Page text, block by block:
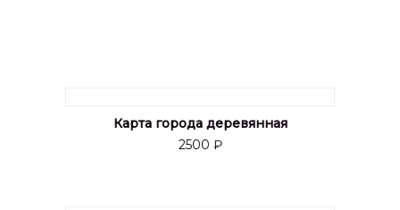
Карта города деревянная
2500 ₽